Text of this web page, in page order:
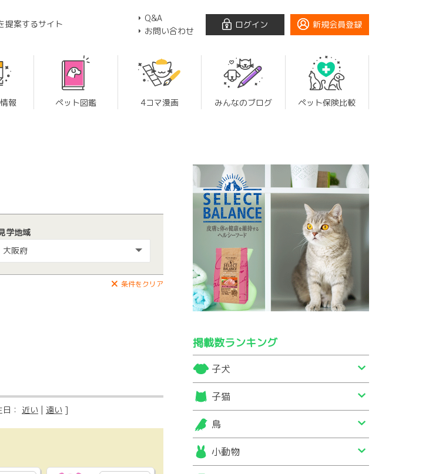
提案するサイト
Q&A
お問い合わせ
ログイン 新規会員登録
報 ペット図鑑 4コマ漫画 みんなのブログ ペット保険比較
学地域
大阪府
条件をクリア
： 近い | 遠い ]
掲載数ランキング
子犬
子猫
鳥
小動物